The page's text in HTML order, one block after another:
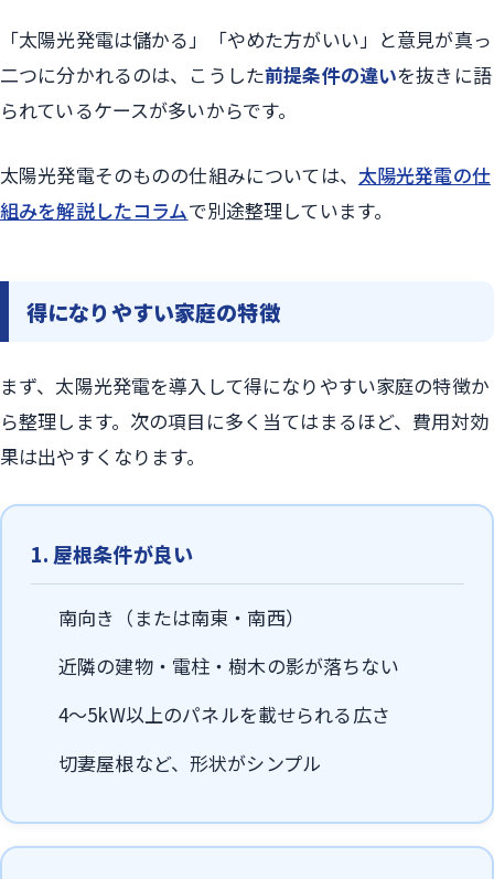
「太陽光発電は儲かる」「やめた方がいい」と意見が真っ
二つに分かれるのは、こうした前提条件の違いを抜きに語
られているケースが多いからです。
太陽光発電そのものの仕組みについては、 太陽光発電の仕
組みを解説したコラムで別途整理しています。
得になりやすい家庭の特徴
まず、太陽光発電を導入して得になりやすい家庭の特徴か
ら整理します。次の項目に多く当てはまるほど、費用対効
果は出やすくなります。
1. 屋根条件が良い
南向き（または南東・南西）
近隣の建物・電柱・樹木の影が落ちない
4〜5kW以上のパネルを載せられる広さ
切妻屋根など、形状がシンプル